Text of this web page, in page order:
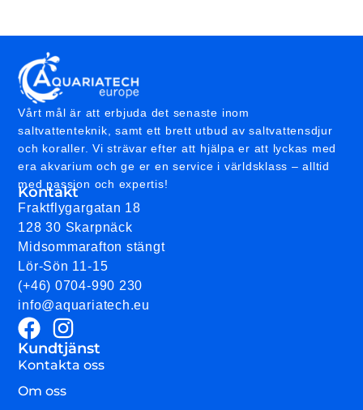
Vårt mål är att erbjuda det senaste inom
saltvattenteknik, samt ett brett utbud av saltvattensdjur
och koraller. Vi strävar efter att hjälpa er att lyckas med
era akvarium och ge er en service i världsklass – alltid
med passion och expertis!
Kontakt
Fraktflygargatan 18
128 30 Skarpnäck
Midsommarafton stängt
Lör-Sön 11-15
(+46) 0704-990 230
info@aquariatech.eu
Kundtjänst
Kontakta oss
Om oss